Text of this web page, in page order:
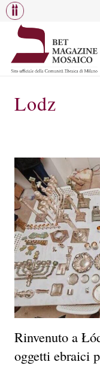
Lodz
Rinvenuto a
oggetti ebraici